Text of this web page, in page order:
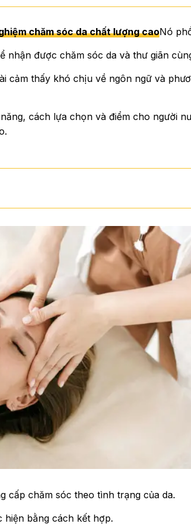
chăm sóc da chất lượng caoNó
được chăm sóc da và thư giãn
cảm thấy khó chịu về ngôn ngữ và
cách lựa chọn và điểm cho người
cấp chăm sóc theo tình trạng của da.
hiện bằng cách kết hợp.